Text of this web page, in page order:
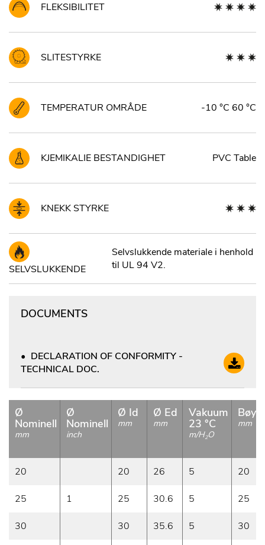
FLEKSIBILITET
SLITESTYRKE
TEMPERATUR OMRÅDE -10 °C 60 °C
KJEMIKALIE BESTANDIGHET PVC Table
KNEKK STYRKE
SELVSLUKKENDE
Selvslukkende materiale i henhold
til UL 94 V2.
DOCUMENTS
DECLARATION OF CONFORMITY -
TECHNICAL DOC.
Ø
Nominell
mm
Ø
Nominell
inch
Ø Id
mm
Ø Ed
mm
Vakuum
23 °C
m/H2O
mm
20 20 26 5 20
25 1 25 30.6 5 25
30 30 35.6 5 30